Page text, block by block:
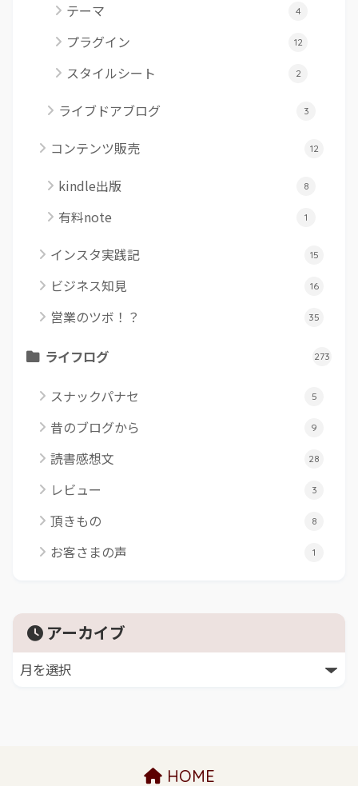
テーマ 4
プラグイン 12
スタイルシート 2
ライブドアブログ 3
コンテンツ販売 12
kindle出版 8
有料note 1
インスタ実践記 15
ビジネス知見 16
営業のツボ！？ 35
ライフログ 273
スナックパナセ 5
昔のブログから 9
読書感想文 28
レビュー 3
頂きもの 8
お客さまの声 1
アーカイブ
HOME